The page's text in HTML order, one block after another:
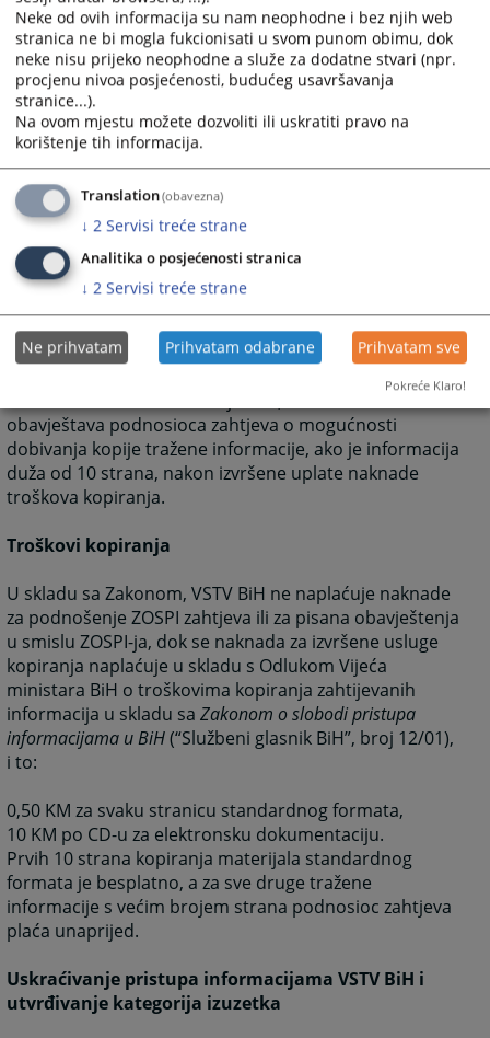
rok se može, u skladu sa ZOSPI-jem, produžiti.
Podnosioc zahtjeva mora se obavještavati o svim
radnjama i razlozima produženja roka.
Pristup informacijama
Kada VSTV BiH odobri pristup traženim informacijama
u cijelosti ili djelomično, o tome rješenjem obavještava
podnosioca zahtjeva. Rješenjem se utvrđuje
mogućnost ličnog pristupa i uvida u informacije u
prostorijama VSTV BiH u vrijeme koje odgovara i
podnosiocu zahtjeva i zaposlenom osoblju, ili će pod
dostaviti informaciju u pisanoj formi podnosiocu
zahtjeva.
obavještava podnosioca zahtjeva o mogućnosti
dobivanja kopije tražene informacije, ako je informacija
duža od 10 strana, nakon izvršene uplate naknade
troškova kopiranja.
Troškovi kopiranja
U skladu sa Zakonom, VSTV BiH ne naplaćuje naknade
za podnošenje ZOSPI zahtjeva ili za pisana obavještenja
u smislu ZOSPI-ja, dok se naknada za izvršene usluge
kopiranja naplaćuje u skladu s Odlukom Vijeća
ministara BiH o troškovima kopiranja zahtijevanih
informacija u skladu saZakonom o slobodi pristupa
informacijama u BiH(“Službeni glasnik BiH”, broj 12/01),
i to:
0,50 KM za svaku stranicu standardnog formata,
10 KM po CD-u za elektronsku dokumentaciju.
Prvih 10 strana kopiranja materijala standardnog
formata je besplatno, a za sve druge tražene
informacije s većim brojem strana podnosioc zahtjeva
plaća unaprijed.
Uskraćivanje pristupa informacijama VSTV BiH i
utvrđivanje kategorija izuzetka
Neke od ovih informacija su nam neophodne i bez njih web
stranica ne bi mogla fukcionisati u svom punom obimu, dok
neke nisu prijeko neophodne a služe za dodatne stvari (npr.
procjenu nivoa posjećenosti, budućeg usavršavanja
stranice...).
Na ovom mjestu možete dozvoliti ili uskratiti pravo na
korištenje tih informacija.
Translation(obavezna)
↓ 2 Servisi treće strane
Analitika o posjećenosti stranica
↓ 2 Servisi treće strane
Ne prihvatam Prihvatam odabrane Prihvatam sve
Pokreće Klaro!